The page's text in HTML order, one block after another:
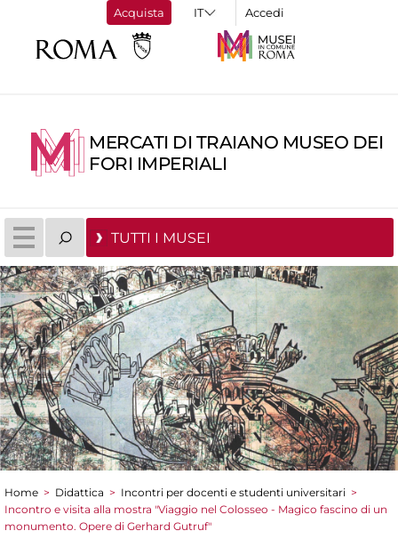
Acquista Accedi
MERCATI DI TRAIANO MUSEO DEI
FORI IMPERIALI
TUTTI I MUSEI
Tu sei qui
Home > Didattica > Incontri per docenti e studenti universitari >
Incontro e visita alla mostra "Viaggio nel Colosseo - Magico fascino di un
monumento. Opere di Gerhard Gutruf"